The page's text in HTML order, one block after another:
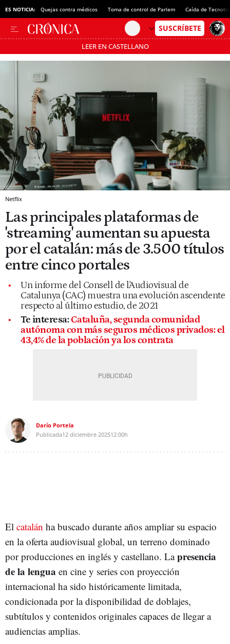
ES NOTICIA: Quejas contra médicos Toma de control de Parlem Caída de
LEER EN CASTELLANO
Pásate al MODO AHORRO
Netflix
Las principales plataformas de
'streaming' aumentan su apuesta
por el catalán: más de 3.500 títulos
entre cinco portales
Un informe del Consell de l'Audiovisual de
Catalunya (CAC) muestra una evolución ascendente
respecto al último estudio, de 2021
Te interesa:Cataluña, segunda comunidad
autónoma con más seguros médicos privados: el
43,4% de la población ya los contrata
Darío Portela
Publicada12 diciembre 202512:00h
El catalán ha buscado durante años ampliar su espacio
en la oferta audiovisual global, un terreno dominado
por producciones en inglés y castellano. Lapresencia
de la lengua en cine y series con proyección
internacional ha sido históricamente limitada,
condicionada por la disponibilidad de doblajes,
subtítulos y contenidos originales capaces de llegar a
audiencias amplias.